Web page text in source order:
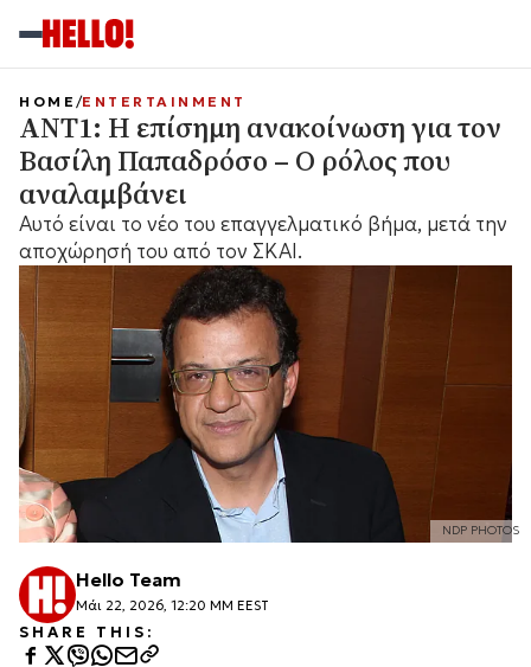
NDP PHOTOS
HOME ENTERTAINMENT
ΑΝΤ1: Η επίσημη ανακοίνωση για τον
Βασίλη Παπαδρόσο – Ο ρόλος που
αναλαμβάνει
Αυτό είναι το νέο του επαγγελματικό βήμα, μετά την
αποχώρησή του από τον ΣΚΑΙ.
Hello Team
Μάι 22, 2026, 12:20 ΜΜ EEST
SHARE THIS: